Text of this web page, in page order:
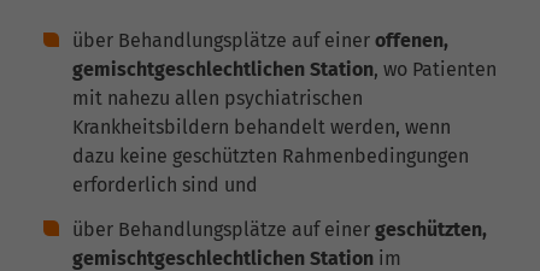
über Behandlungsplätze auf einer offenen,
gemischtgeschlechtlichen Station, wo Patienten
mit nahezu allen psychiatrischen
Krankheitsbildern behandelt werden, wenn
dazu keine geschützten Rahmenbedingungen
erforderlich sind und
über Behandlungsplätze auf einer geschützten,
gemischtgeschlechtlichen Station im